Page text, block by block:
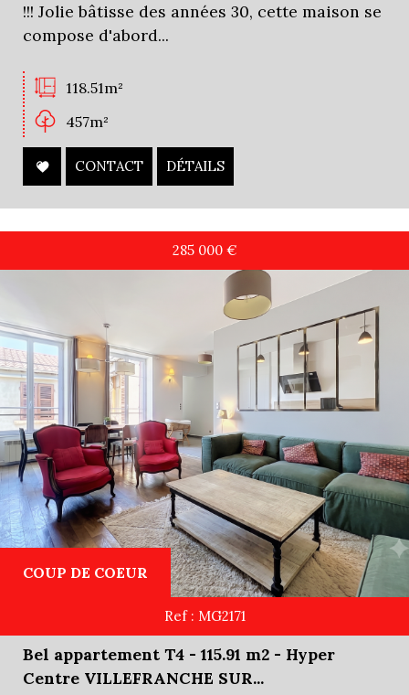
!!! Jolie bâtisse des années 30, cette maison se
compose d'abord...
118.51m²
457m²
CONTACT DÉTAILS
COUP DE COEUR
285 000 €
Ref : MG2171
Bel appartement T4 - 115.91 m2 - Hyper
Centre VILLEFRANCHE SUR...